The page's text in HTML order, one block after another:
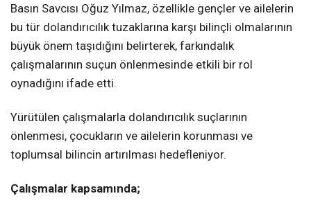
Basın Savcısı Oğuz Yılmaz, özellikle gençler ve ailelerin
bu tür dolandırıcılık tuzaklarına karşı bilinçli olmalarının
büyük önem taşıdığını belirterek, farkındalık
çalışmalarının suçun önlenmesinde etkili bir rol
oynadığını ifade etti.
Yürütülen çalışmalarla dolandırıcılık suçlarının
önlenmesi, çocukların ve ailelerin korunması ve
toplumsal bilincin artırılması hedefleniyor.
Çalışmalar kapsamında;